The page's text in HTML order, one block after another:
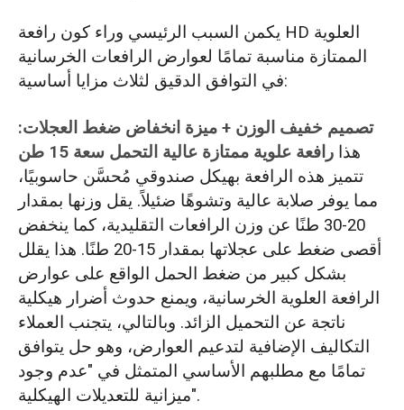
يكمن السبب الرئيسي وراء كون رافعة HD العلوية
الممتازة مناسبة تمامًا لعوارض الرافعات الخرسانية
في التوافق الدقيق لثلاث مزايا أساسية:
تصميم خفيف الوزن + ميزة انخفاض ضغط العجلات:
هذارافعة علوية ممتازة عالية التحمل سعة 15 طن
تتميز هذه الرافعة بهيكل صندوقي مُحسَّن حاسوبيًا،
مما يوفر صلابة عالية وتشوهًا ضئيلاً. يقل وزنها بمقدار
20-30 طنًا عن وزن الرافعات التقليدية، كما ينخفض
أقصى ضغط على عجلاتها بمقدار 15-20 طنًا. هذا يقلل
بشكل كبير من ضغط الحمل الواقع على عوارض
الرافعة العلوية الخرسانية، ويمنع حدوث أضرار هيكلية
ناتجة عن التحميل الزائد. وبالتالي، يتجنب العملاء
التكاليف الإضافية لتدعيم العوارض، وهو حل يتوافق
تمامًا مع مطلبهم الأساسي المتمثل في "عدم وجود
ميزانية للتعديلات الهيكلية".